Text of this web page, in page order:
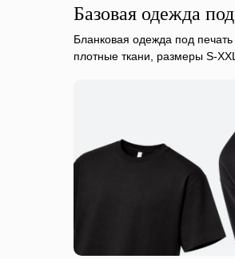
Базовая одежда
Бланковая одежда под
плотные ткани, размеры S-